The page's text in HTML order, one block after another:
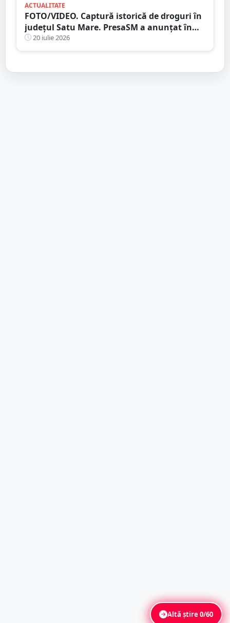
ACTUALITATE
FOTO/VIDEO. Captură istorică de droguri în
județul Satu Mare. PresaSM a anunțat în
premieră!
20 iulie 2026
Altă știre0/60